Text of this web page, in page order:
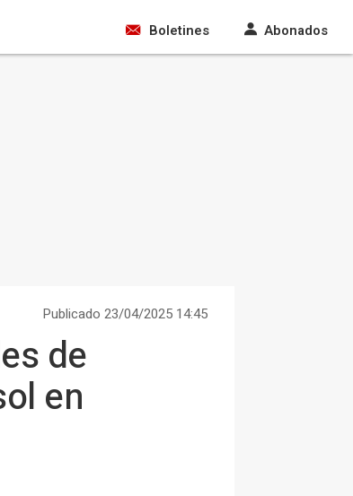
Boletines Abonados
Publicado 23/04/2025 14:45
de
en